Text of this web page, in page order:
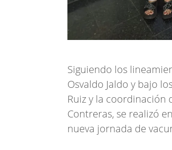
Siguiendo los
Osvaldo Jaldo y bajo
Ruiz y la
Contreras, se realizó
nueva jornada de